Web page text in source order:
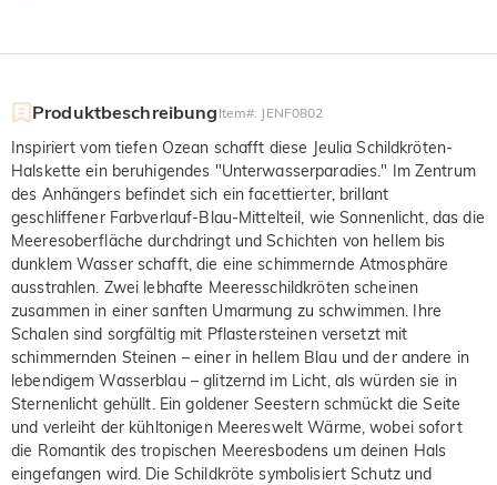
Produktbeschreibung Item#: JENF0802
Inspiriert vom tiefen Ozean schafft diese Jeulia Schildkröten-
Halskette ein beruhigendes "Unterwasserparadies." Im Zentrum
des Anhängers befindet sich ein facettierter, brillant
geschliffener Farbverlauf-Blau-Mittelteil, wie Sonnenlicht, das die
Meeresoberfläche durchdringt und Schichten von hellem bis
dunklem Wasser schafft, die eine schimmernde Atmosphäre
ausstrahlen. Zwei lebhafte Meeresschildkröten scheinen
zusammen in einer sanften Umarmung zu schwimmen. Ihre
Schalen sind sorgfältig mit Pflastersteinen versetzt mit
schimmernden Steinen – einer in hellem Blau und der andere in
lebendigem Wasserblau – glitzernd im Licht, als würden sie in
Sternenlicht gehüllt. Ein goldener Seestern schmückt die Seite
und verleiht der kühltonigen Meereswelt Wärme, wobei sofort
die Romantik des tropischen Meeresbodens um deinen Hals
eingefangen wird. Die Schildkröte symbolisiert Schutz und